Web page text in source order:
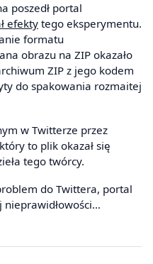
poszedł portal
efektytego eksperymentu.
formatu
obrazu na ZIP okazało
ZIP z jego kodem
do spakowania rozmaitej
w Twitterze przez
to plik okazał się
tego twórcy.
do Twittera, portal
nieprawidłowości…